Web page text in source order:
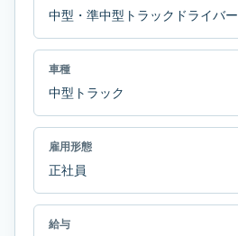
中型・準中型トラックドライバー
車種
中型トラック
雇用形態
正社員
給与